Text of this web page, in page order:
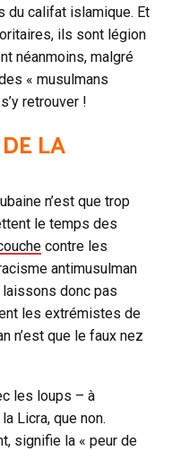
du califat islamique. Et
ils sont légion
néanmoins, malgré
« musulmans
retrouver !
LA
n’est que trop
le temps des
contre les
antimusulman
donc pas
les extrémistes de
n’est que le faux nez
les loups – à
Licra, que non.
signifie la « peur de